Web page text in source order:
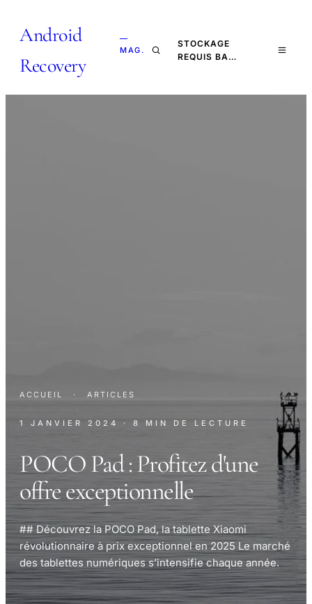
Android
Recovery
—
MAG.
STOCKAGE
REQUIS BA…
ACCUEIL · ARTICLES
1 JANVIER 2024 · 8 MIN DE LECTURE
POCO Pad : Profitez d'une
offre exceptionnelle
## Découvrez la POCO Pad, la tablette Xiaomi
révolutionnaire à prix exceptionnel en 2025 Le marché
des tablettes numériques s’intensifie chaque année.